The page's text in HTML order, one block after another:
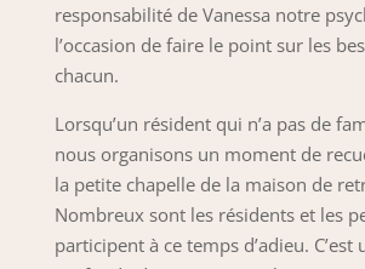
responsabilité de Vanessa notre
l’occasion de faire le point sur les
chacun.
Lorsqu’un résident qui n’a pas de
nous organisons un moment de
la petite chapelle de la maison de
Nombreux sont les résidents et les
participent à ce temps d’adieu. C’est